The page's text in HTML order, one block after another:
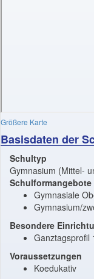
Größere Karte
Basisdaten der
Schultyp
Gymnasium (Mittel-
Schulformangebote
Gymnasiale
Gymnasium/
Besondere
Ganztagsprofil
Voraussetzungen
Koedukativ